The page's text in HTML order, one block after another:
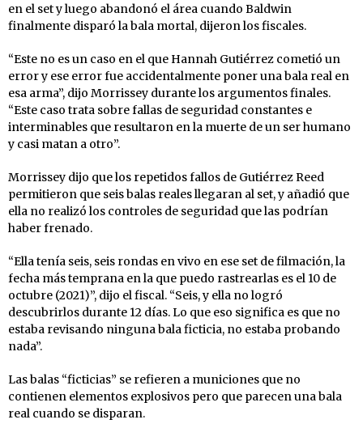
en el set y luego abandonó el área cuando Baldwin
finalmente disparó la bala mortal, dijeron los fiscales.
“Este no es un caso en el que Hannah Gutiérrez cometió un
error y ese error fue accidentalmente poner una bala real en
esa arma”, dijo Morrissey durante los argumentos finales.
“Este caso trata sobre fallas de seguridad constantes e
interminables que resultaron en la muerte de un ser humano
y casi matan a otro”.
Morrissey dijo que los repetidos fallos de Gutiérrez Reed
permitieron que seis balas reales llegaran al set, y añadió que
ella no realizó los controles de seguridad que las podrían
haber frenado.
“Ella tenía seis, seis rondas en vivo en ese set de filmación, la
fecha más temprana en la que puedo rastrearlas es el 10 de
octubre (2021)”, dijo el fiscal. “Seis, y ella no logró
descubrirlos durante 12 días. Lo que eso significa es que no
estaba revisando ninguna bala ficticia, no estaba probando
nada”.
Las balas “ficticias” se refieren a municiones que no
contienen elementos explosivos pero que parecen una bala
real cuando se disparan.